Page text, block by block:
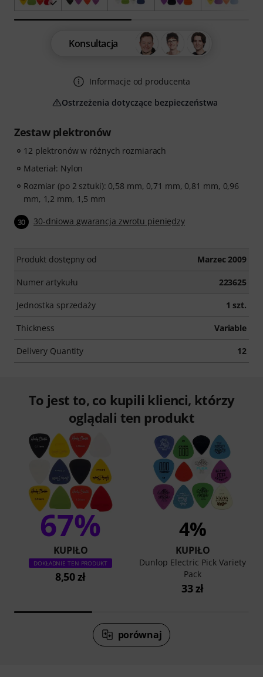
Zestaw plektronów
12 plektronów w różnych rozmiarach
Materiał: Nylon
Rozmiar (po 2 sztuki): 0,58 mm, 0,71 mm, 0,81 mm, 0,96
mm, 1,2 mm, 1,5 mm
30 30-dniowa gwarancja zwrotu pieniędzy
Produkt dostępny od Marzec 2009
Numer artykułu 223625
Jednostka sprzedaży 1 szt.
Thickness Variable
Delivery Quantity 12
Konsultacja
Informacje od producenta
Ostrzeżenia dotyczące bezpieczeństwa
To jest to, co kupili klienci, którzy
oglądali ten produkt
67%
KUPIŁO
DOKŁADNIE TEN PRODUKT
8,50 zł
4%
KUPIŁO
Dunlop Electric Pick Variety
Pack
33 zł
porównaj